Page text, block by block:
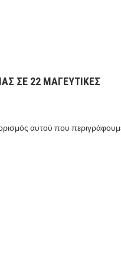
ΣΕ 22 ΜΑΓΕΥΤΙΚΕΣ
αυτού που